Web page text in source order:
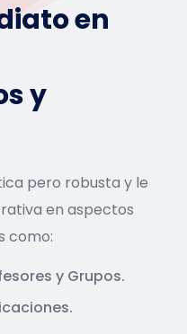
en
y
pero robusta y le
en aspectos
como:
y Grupos.